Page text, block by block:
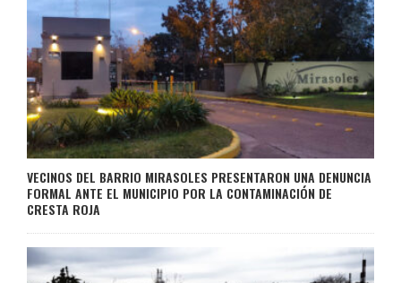
VECINOS DEL BARRIO MIRASOLES PRESENTARON UNA DENUNCIA
FORMAL ANTE EL MUNICIPIO POR LA CONTAMINACIÓN DE
CRESTA ROJA